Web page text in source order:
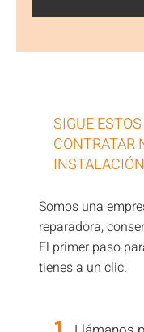
SIGUE
CONTRATAR
Somos una
reparadora,
El primer paso
tienes a un clic.